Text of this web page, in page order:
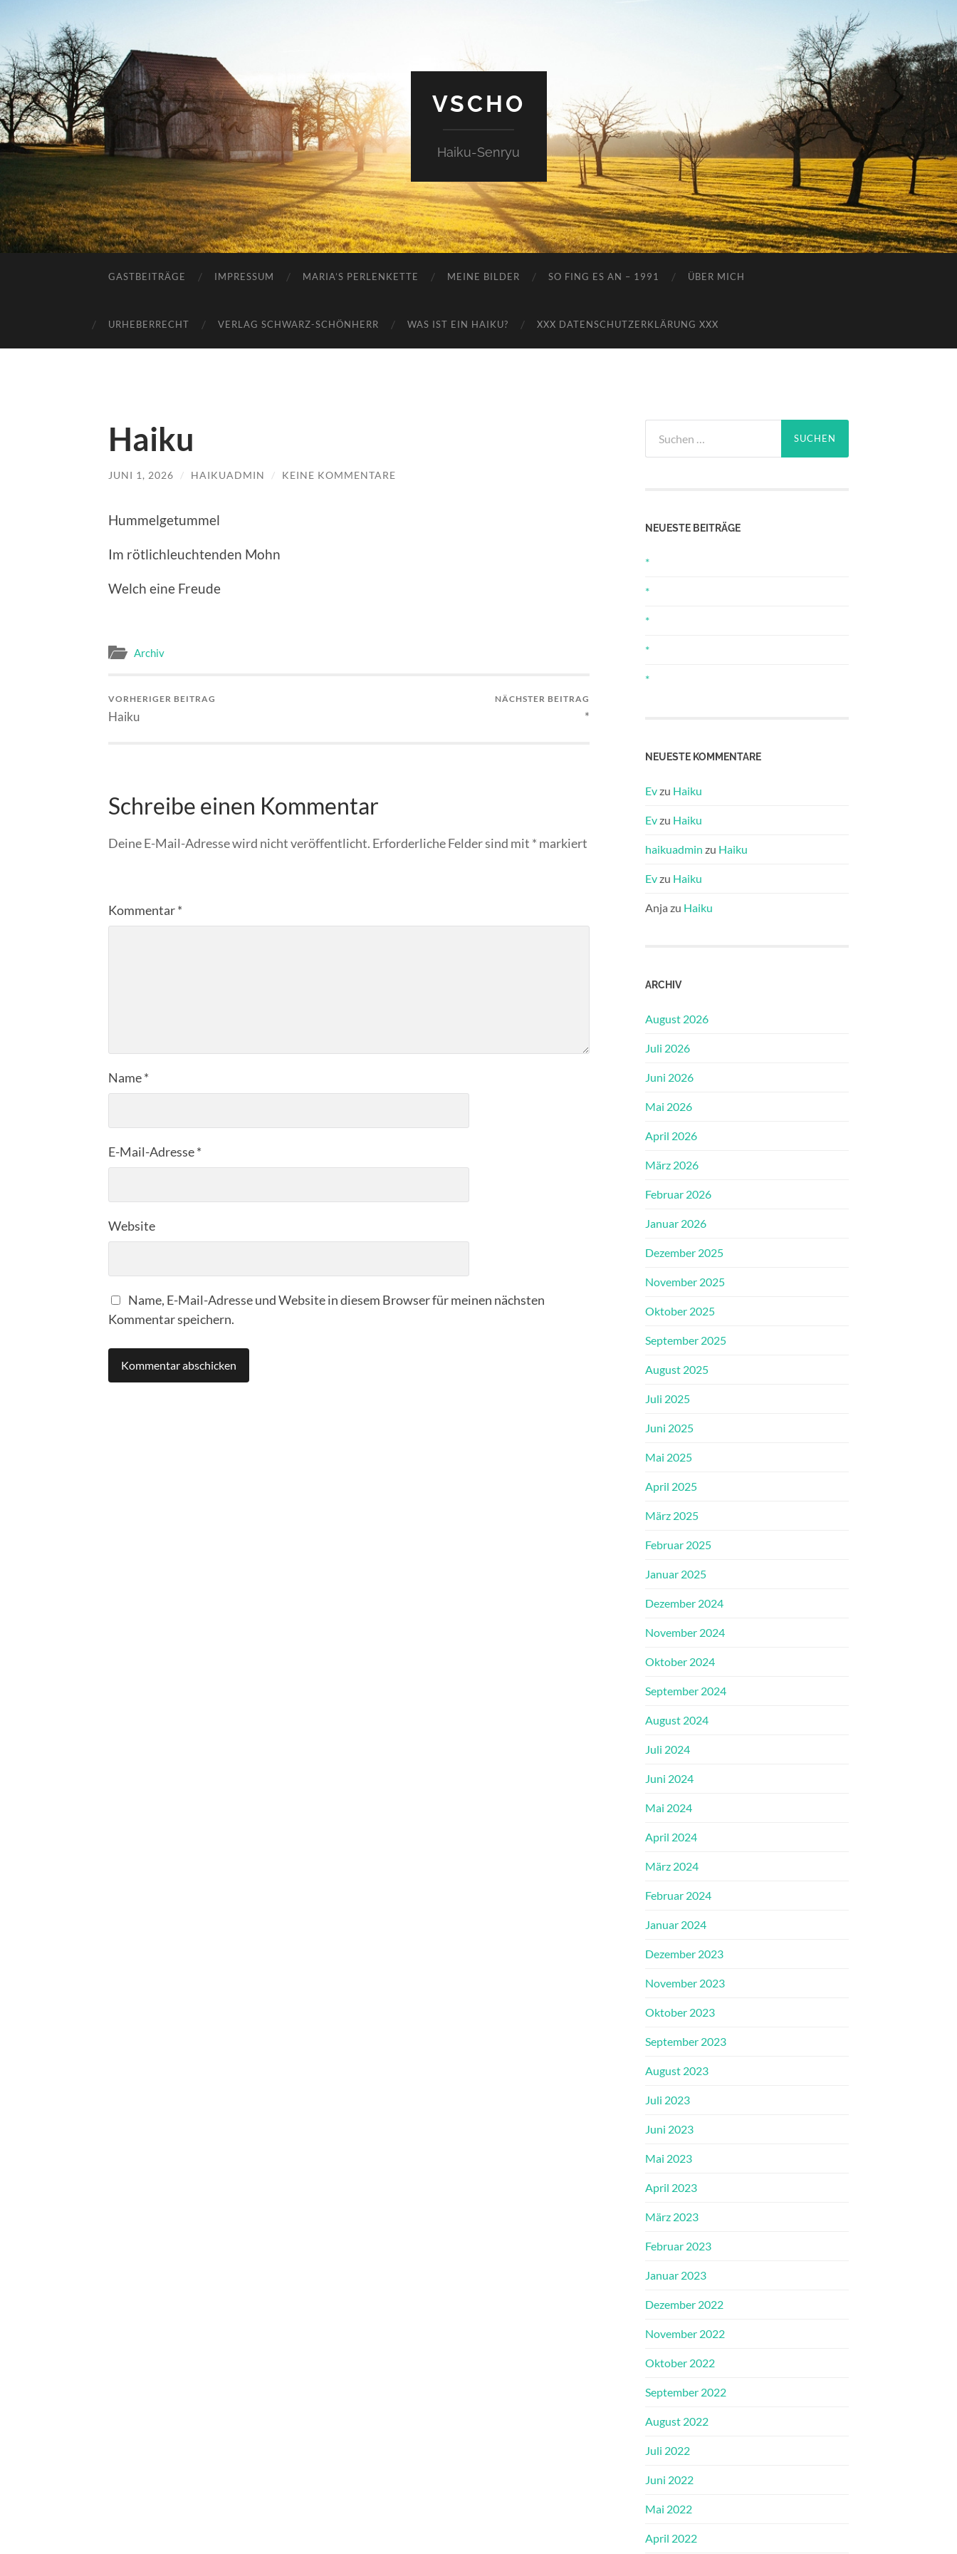
VSCHO
Haiku-Senryu
GASTBEITRÄGE IMPRESSUM MARIA’S PERLENKETTE MEINE BILDER SO FING ES AN – 1991 ÜBER MICH
URHEBERRECHT VERLAG SCHWARZ-SCHÖNHERR WAS IST EIN HAIKU? XXX DATENSCHUTZERKLÄRUNG XXX
Haiku
JUNI 1, 2026 / HAIKUADMIN / KEINE KOMMENTARE
Hummelgetummel
Im rötlichleuchtenden Mohn
Welch eine Freude
Archiv
VORHERIGER BEITRAG
Haiku
NÄCHSTER BEITRAG
*
Schreibe einen Kommentar
Deine E-Mail-Adresse wird nicht veröffentlicht. Erforderliche Felder sind mit * markiert
Kommentar*
Name*
E-Mail-Adresse*
Website
Name, E-Mail-Adresse und Website in diesem Browser für meinen nächsten
Kommentar speichern.
nach:
NEUESTE BEITRÄGE
*
*
*
*
*
NEUESTE KOMMENTARE
Evzu Haiku
Evzu Haiku
haikuadmin zu Haiku
Evzu Haiku
Anja zu Haiku
ARCHIV
August 2026
Juli 2026
Juni 2026
Mai 2026
April 2026
März 2026
Februar 2026
Januar 2026
Dezember 2025
November 2025
Oktober 2025
September 2025
August 2025
Juli 2025
Juni 2025
Mai 2025
April 2025
März 2025
Februar 2025
Januar 2025
Dezember 2024
November 2024
Oktober 2024
September 2024
August 2024
Juli 2024
Juni 2024
Mai 2024
April 2024
März 2024
Februar 2024
Januar 2024
Dezember 2023
November 2023
Oktober 2023
September 2023
August 2023
Juli 2023
Juni 2023
Mai 2023
April 2023
März 2023
Februar 2023
Januar 2023
Dezember 2022
November 2022
Oktober 2022
September 2022
August 2022
Juli 2022
Juni 2022
Mai 2022
April 2022